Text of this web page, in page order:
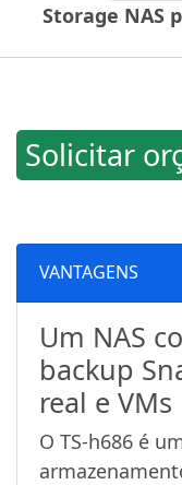
Storage NAS
Solicitar
VANTAGENS
Um NAS
backup
real e VMs
O TS-h686 é